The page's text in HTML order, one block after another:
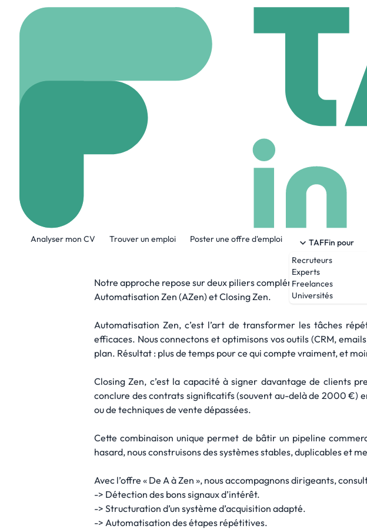
Analyser mon CV Trouver un emploi Poster une offre d'emploi
TAFFin pour
Recruteurs
Experts
Freelances
Universités
Chez Sales Closer, nous croyons qu’un business performant n’a
Notre mission est simple : créer des systèmes commerciaux qui
Notre approche repose sur deux piliers complémentaires :
Automatisation Zen (AZen) et Closing Zen.
Automatisation Zen, c’est l’art de transformer les tâches
efficaces. Nous connectons et optimisons vos outils (CRM,
plan. Résultat : plus de temps pour ce qui compte vraiment, et
Closing Zen, c’est la capacité à signer davantage de clients
conclure des contrats significatifs (souvent au-delà de 2000 €)
ou de techniques de vente dépassées.
Cette combinaison unique permet de bâtir un pipeline
hasard, nous construisons des systèmes stables, duplicables et
Avec l’offre « De A à Zen », nous accompagnons dirigeants,
-> Détection des bons signaux d’intérêt.
-> Structuration d’un système d’acquisition adapté.
-> Automatisation des étapes répétitives.